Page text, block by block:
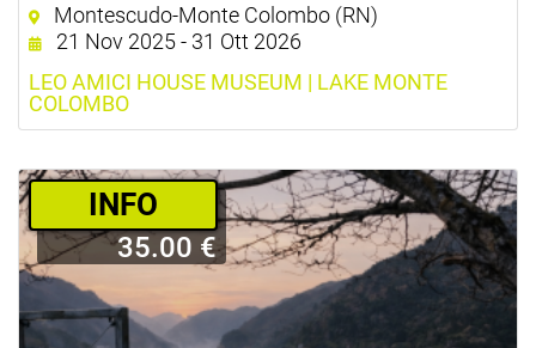
Montescudo-Monte Colombo (RN)
21 Nov 2025 - 31 Ott 2026
LEO AMICI HOUSE MUSEUM | LAKE MONTE
COLOMBO
­INFO
35.00 €